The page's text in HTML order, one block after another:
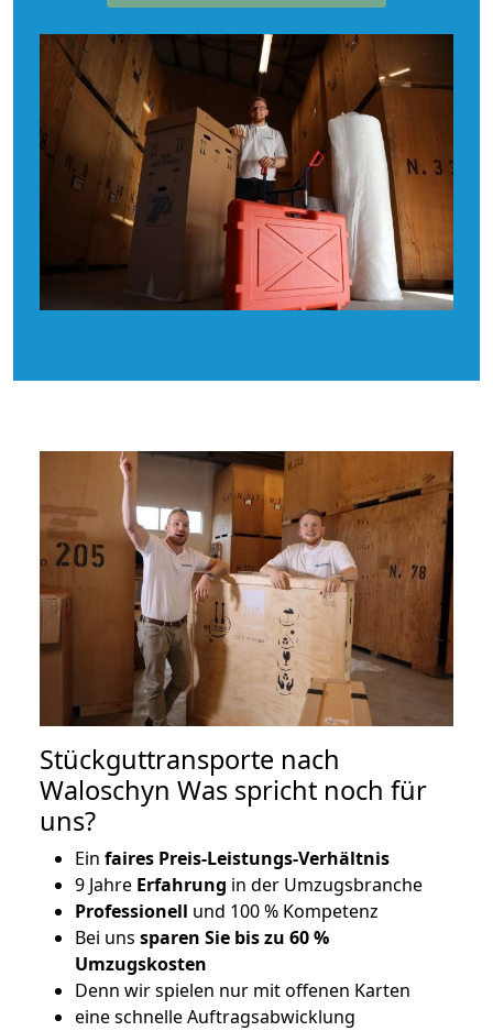
Stückguttransporte nach
Waloschyn Was spricht noch für
uns?
Ein faires Preis-Leistungs-Verhältnis
9 Jahre Erfahrung in der Umzugsbranche
Professionell und 100 % Kompetenz
Bei uns sparen Sie bis zu 60 %
Umzugskosten
Denn wir spielen nur mit offenen Karten
eine schnelle Auftragsabwicklung